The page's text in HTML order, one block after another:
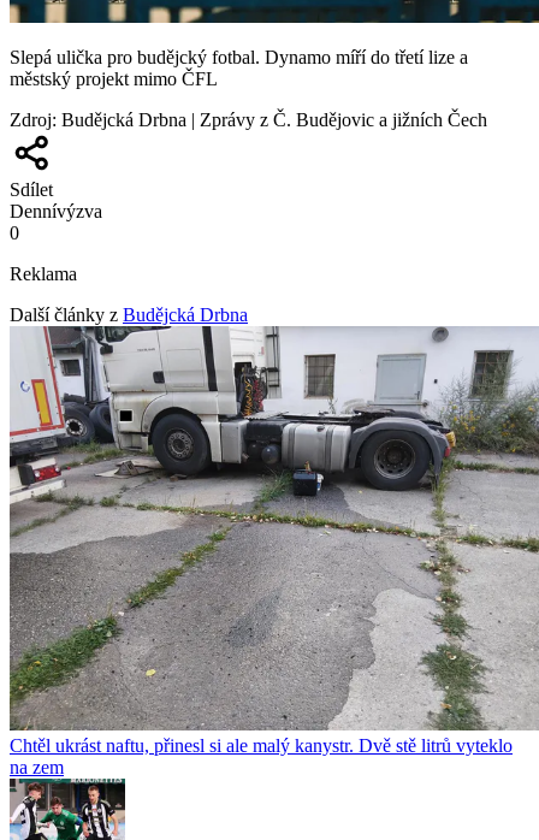
Slepá ulička pro budějcký fotbal. Dynamo míří do třetí lize a
městský projekt mimo ČFL
Zdroj: Budějcká Drbna | Zprávy z Č. Budějovic a jižních Čech
Sdílet
Dennívýzva
0
Reklama
Další články z Budějcká Drbna
Chtěl ukrást naftu, přinesl si ale malý kanystr. Dvě stě litrů vyteklo
na zem